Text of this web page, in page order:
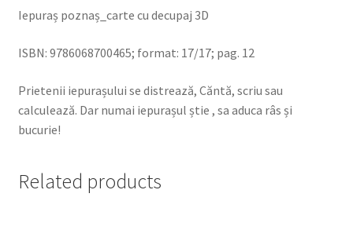
Iepuraș poznaș_carte cu decupaj 3D
ISBN: 9786068700465; format: 17/17; pag. 12
Prietenii iepurașului se distrează, Căntă, scriu sau
calculează. Dar numai iepurașul știe , sa aduca râs și
bucurie!
Related products